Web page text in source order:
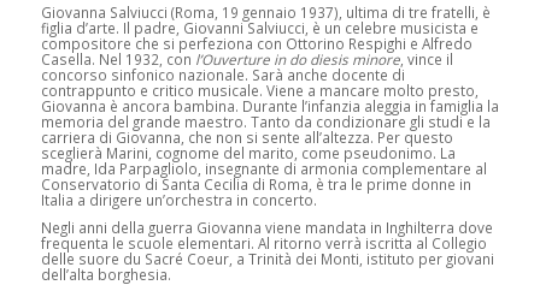
Giovanna Salviucci (Roma, 19 gennaio 1937), ultima di tre fratelli, è
figlia d’arte. Il padre, Giovanni Salviucci, è un celebre musicista e
compositore che si perfeziona con Ottorino Respighi e Alfredo
Casella. Nel 1932, con l’Ouverture in do diesis minore, vince il
concorso sinfonico nazionale. Sarà anche docente di
contrappunto e critico musicale. Viene a mancare molto presto,
Giovanna è ancora bambina. Durante l’infanzia aleggia in famiglia la
memoria del grande maestro. Tanto da condizionare gli studi e la
carriera di Giovanna, che non si sente all’altezza. Per questo
sceglierà Marini, cognome del marito, come pseudonimo. La
madre, Ida Parpagliolo, insegnante di armonia complementare al
Conservatorio di Santa Cecilia di Roma, è tra le prime donne in
Italia a dirigere un’orchestra in concerto.
Negli anni della guerra Giovanna viene mandata in Inghilterra dove
frequenta le scuole elementari. Al ritorno verrà iscritta al Collegio
delle suore du Sacré Coeur, a Trinità dei Monti, istituto per giovani
dell’alta borghesia.